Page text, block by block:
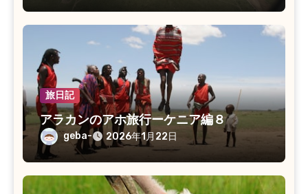
旅日記
アラカンのアホ旅行ーケニア編８
geba- 2026年1月22日